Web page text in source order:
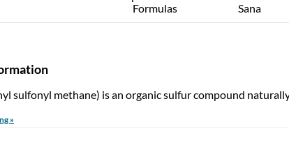
Formulas
Sana
sulfonyl methane) is an organic sulfur compound
»